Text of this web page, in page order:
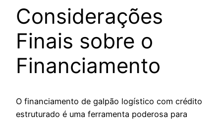
Considerações
Finais sobre o
Financiamento
O financiamento de galpão logístico com crédito
estruturado é uma ferramenta poderosa para